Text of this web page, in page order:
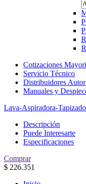
Cotizaciones
Servicio Técnico
Distribuidores
Manuales y
Lava-Aspiradora-
Descripción
Puede Interesarte
Especificaciones
Comprar
$ 226.351